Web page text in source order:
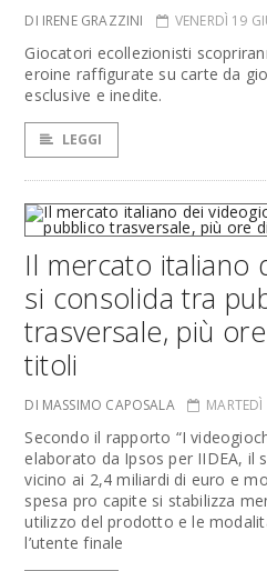
DI IRENE GRAZZINI VENERDÌ 19
Giocatori ecollezionisti
eroine raffigurate su carte da
esclusive e inedite.
LEGGI
Il mercato italiano
si consolida tra
trasversale, più
titoli
DI MASSIMO CAPOSALA
Secondo il rapporto “I
elaborato da Ipsos per IIDEA, il
vicino ai 2,4 miliardi di euro e
spesa pro capite si stabilizza
utilizzo del prodotto e le
l’utente finale